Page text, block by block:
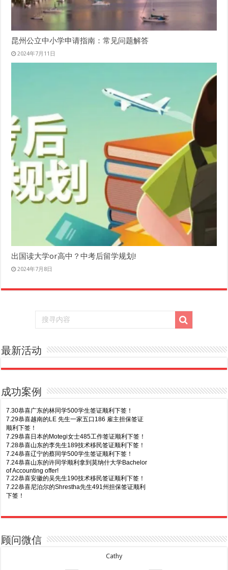
昆州公立中小学申请指南：常见问题解答
2024年7月11日
出国读大学or高中？中考后留学规划!
2024年7月8日
最新活动
成功案例
Business offer！
8.6恭喜江苏的谢先生600旅游签证顺利下签，三年多
7.30恭喜广东的林同学500学生签证顺利下签！
7.29恭喜越南的LE 先生一家五口186 雇主担保签证
顺利下签！
7.29恭喜日本的Motegi女士485工作签证顺利下签！
7.28恭喜山东的李先生189技术移民签证顺利下签！
7.24恭喜辽宁的蔡同学500学生签证顺利下签！
7.24恭喜山东的许同学顺利拿到莫纳什大学Bachelor
of Accounting offer!
7.22恭喜安徽的吴先生190技术移民签证顺利下签！
7.22恭喜尼泊尔的Shrestha先生491州担保签证顺利
下签！
签！
7.15恭喜江苏的曹同学500学生签证顺利下签！
7.13恭喜广东的邓同学500学生签证顺利下签！
顾问微信
Cathy